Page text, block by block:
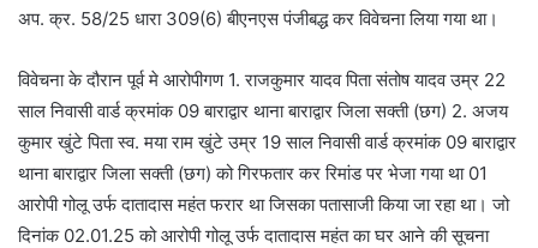
अप. क्र. 58/25 धारा 309(6) बीएनएस पंजीबद्ध कर विवेचना लिया गया था।
विवेचना के दौरान पूर्व मे आरोपीगण 1. राजकुमार यादव पिता संतोष यादव उम्र 22
साल निवासी वार्ड क्रमांक 09 बाराद्वार थाना बाराद्वार जिला सक्ती (छग) 2. अजय
कुमार खुंटे पिता स्व. मया राम खुंटे उम्र 19 साल निवासी वार्ड क्रमांक 09 बाराद्वार
थाना बाराद्वार जिला सक्ती (छग) को गिरफतार कर रिमांड पर भेजा गया था 01
आरोपी गोलू उर्फ दातादास महंत फरार था जिसका पतासाजी किया जा रहा था। जो
दिनांक 02.01.25 को आरोपी गोलू उर्फ दातादास महंत का घर आने की सूचना